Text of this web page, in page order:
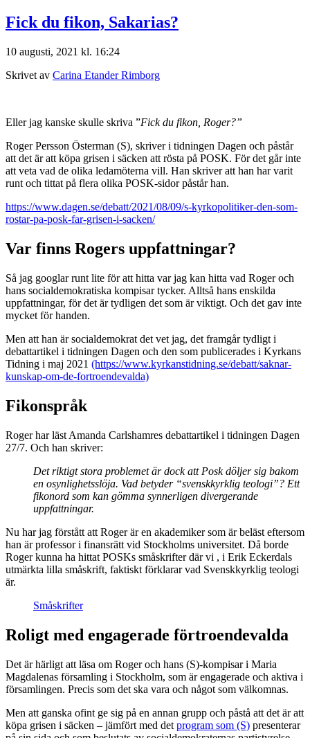
Fick du fikon, Sakarias?
10 augusti, 2021 kl. 16:24
Skrivet av Carina Etander Rimborg
Eller jag kanske skulle skriva ”Fick du fikon, Roger?”
Roger Persson Österman (S), skriver i tidningen Dagen och påstår
att det är att köpa grisen i säcken att rösta på POSK. För det går inte
att veta vad de olika ledamöterna vill. Han skriver att han har varit
runt och tittat på flera olika POSK-sidor påstår han.
https://www.dagen.se/debatt/2021/08/09/s-kyrkopolitiker-den-som-
rostar-pa-posk-far-grisen-i-sacken/
Var finns Rogers uppfattningar?
Så jag googlar runt lite för att hitta var jag kan hitta vad Roger och
hans socialdemokratiska kompisar tycker. Alltså hans enskilda
uppfattningar, för det är tydligen det som är viktigt. Och det gav inte
mycket för handen.
Men att han är socialdemokrat det vet jag, det framgår tydligt i
debattartikel i tidningen Dagen och den som publicerades i Kyrkans
Tidning i maj 2021 (https://www.kyrkanstidning.se/debatt/saknar-
kunskap-om-de-fortroendevalda)
Fikonspråk
Roger har läst Amanda Carlshamres debattartikel i tidningen Dagen
27/7. Och han skriver:
Det riktigt stora problemet är dock att Posk döljer sig bakom
en osynlighetsslöja. Vad betyder “svenskkyrklig teologi”? Ett
fikonord som kan gömma synnerligen divergerande
uppfattningar.
Nu har jag förstått att Roger är en akademiker som är beläst eftersom
han är professor i finansrätt vid Stockholms universitet. Då borde
Roger kunna ha hittat POSKs småskrifter där vi , i Erik Eckerdals
utmärkta lilla småskrift, faktiskt förklarar vad Svenskkyrklig teologi
är.
Småskrifter
Roligt med engagerade förtroendevalda
Det är härligt att läsa om Roger och hans (S)-kompisar i Maria
Magdalenas församling i Stockholm, som är engagerade och aktiva i
församlingen. Precis som det ska vara och något som välkomnas.
Men att ganska ofint ge sig på en annan grupp och påstå att det är att
köpa grisen i säcken – jämfört med det program som (S) presenterar